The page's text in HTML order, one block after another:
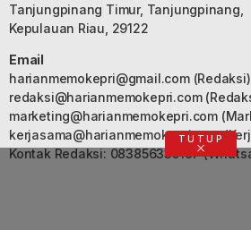
Tanjungpinang Timur, Tanjungpinang,
Kepulauan Riau, 29122
Email
harianmemokepri@gmail.com(Redaksi)
redaksi@harianmemokepri.com
marketing@harianmemokepri.com
kerjasama@harianmemokepri.com
Kontak Redaksi: 083856335187
TUTUP